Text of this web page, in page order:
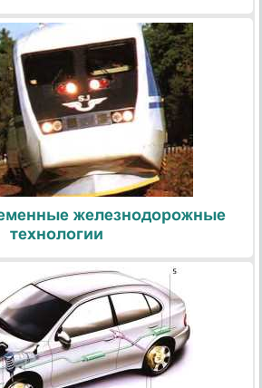
железнодорожные
технологии